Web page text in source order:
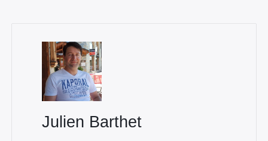
Julien Barthet
Rechercher